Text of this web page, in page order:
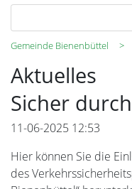
Gemeinde Bienenbüttel
Aktuelles
Sicher
11-06-2025 12:53
Hier können Sie die
des